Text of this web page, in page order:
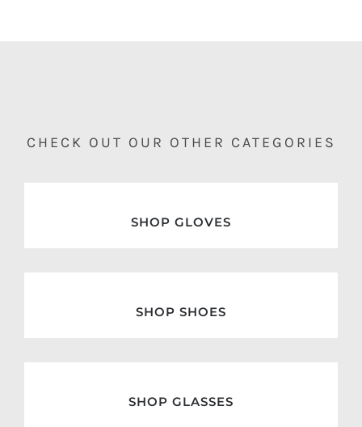
CHECK OUT OUR OTHER CATEGORIES
SHOP GLOVES
SHOP SHOES
SHOP GLASSES